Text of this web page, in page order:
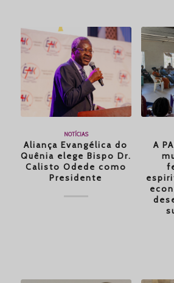
NOTÍCIAS
Aliança Evangélica do
Quênia elege Bispo Dr.
Calisto Odede como
Presidente
A